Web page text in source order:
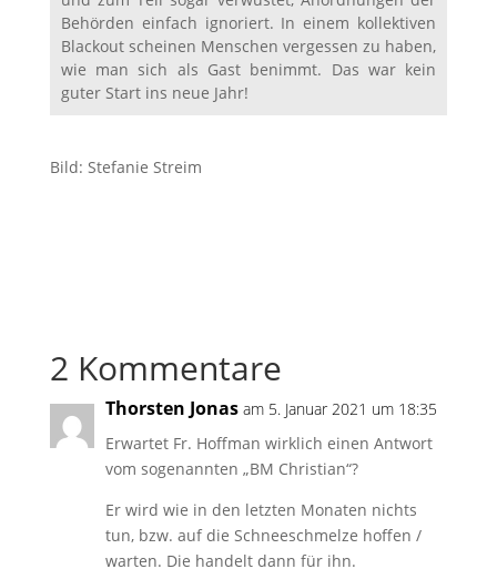
Behörden einfach ignoriert. In einem kollektiven
Blackout scheinen Menschen vergessen zu haben,
wie man sich als Gast benimmt. Das war kein
guter Start ins neue Jahr!
Bild: Stefanie Streim
2 Kommentare
Thorsten Jonas am 5. Januar 2021 um 18:35
Erwartet Fr. Hoffman wirklich einen Antwort
vom sogenannten „BM Christian“?
Er wird wie in den letzten Monaten nichts
tun, bzw. auf die Schneeschmelze hoffen /
warten. Die handelt dann für ihn.